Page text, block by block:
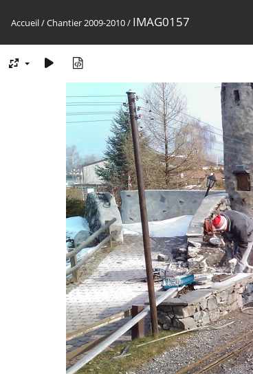
Accueil/Chantier 2009-2010/ IMAG0157